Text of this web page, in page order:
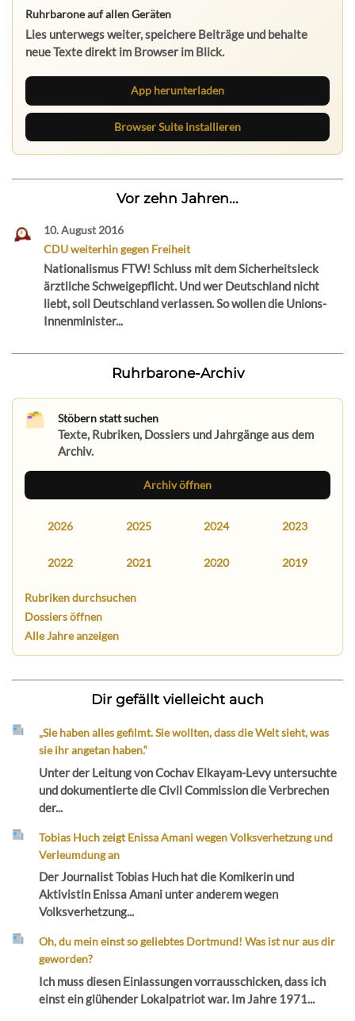
Ruhrbarone auf allen Geräten
Lies unterwegs weiter, speichere Beiträge und behalte
neue Texte direkt im Browser im Blick.
App herunterladen
Browser Suite installieren
Vor zehn Jahren...
10. August 2016
CDU weiterhin gegen Freiheit
Nationalismus FTW! Schluss mit dem Sicherheitsleck
ärztliche Schweigepflicht. Und wer Deutschland nicht
liebt, soll Deutschland verlassen. So wollen die Unions-
Innenminister...
Ruhrbarone-Archiv
Stöbern statt suchen
Texte, Rubriken, Dossiers und Jahrgänge aus dem
Archiv.
Archiv öffnen
2026 2025 2024 2023
2022 2021 2020 2019
Rubriken durchsuchen
Dossiers öffnen
Alle Jahre anzeigen
Dir gefällt vielleicht auch
„Sie haben alles gefilmt. Sie wollten, dass die Welt sieht, was
sie ihr angetan haben.“
Unter der Leitung von Cochav Elkayam-Levy untersuchte
und dokumentierte die Civil Commission die Verbrechen
der...
Tobias Huch zeigt Enissa Amani wegen Volksverhetzung und
Verleumdung an
Der Journalist Tobias Huch hat die Komikerin und
Aktivistin Enissa Amani unter anderem wegen
Volksverhetzung...
Oh, du mein einst so geliebtes Dortmund! Was ist nur aus dir
geworden?
Ich muss diesen Einlassungen vorrausschicken, dass ich
einst ein glühender Lokalpatriot war. Im Jahre 1971...